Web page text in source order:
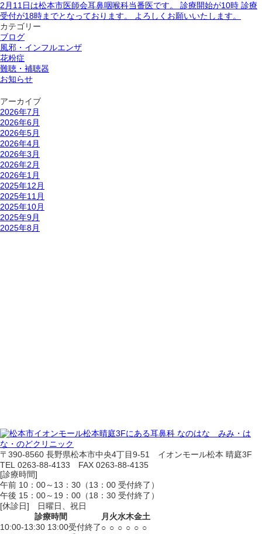
2月11日は松本市医師会耳鼻咽喉科当番医です。 診療開始が10時 診療
受付が18時までとなっております。 よろしくお願いいたします。
カテゴリー
ブログ
風邪・インフルエンザ
花粉症
難聴・補聴器
お知らせ
アーカイブ
2026年7月
2026年6月
2026年5月
2026年4月
2026年3月
2026年2月
2026年1月
2025年12月
2025年11月
2025年10月
2025年9月
2025年8月
〒390-8560 長野県松本市中央4丁目9-51 イオンモール松本 晴庭3F
TEL 0263-88-4133 FAX 0263-88-4135
[診療時間]
午前 10：00～13：30（13：00 受付終了）
午後 15：00～19：00（18：30 受付終了）
[休診日] 日曜日、祝日
診療時間
月 火水木金土
10:00-13:30 13:00受付終了○ ○ ○ ○ ○ ○